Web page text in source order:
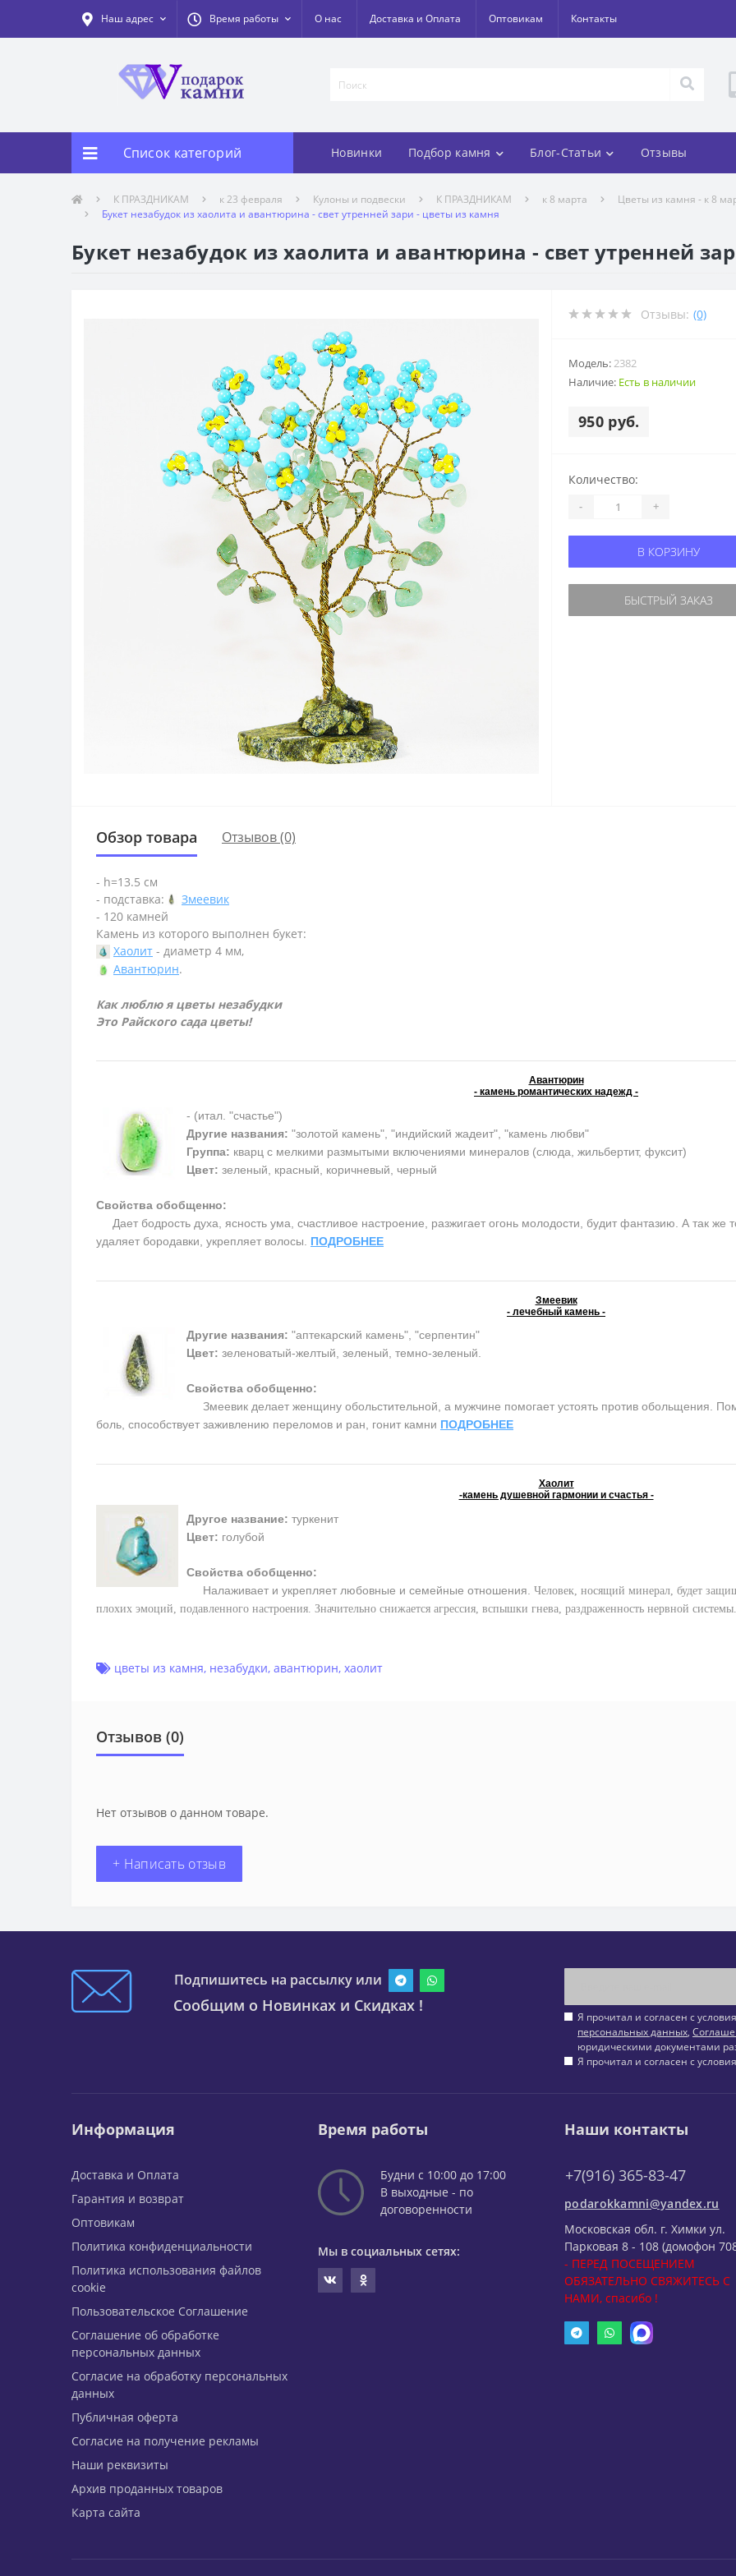
Наш адрес Время работы О нас Доставка и Оплата Оптовикам Контакты
Список категорий Новинки Подбор камня Блог-Статьи Отзывы
К ПРАЗДНИКАМ к 23 февраля Кулоны и подвески К ПРАЗДНИКАМ к 8 марта
Цветы из камня - к 8
Букет незабудок из хаолита и авантюрина - свет утренней зари - цветы из камня
Букет незабудок из хаолита и авантюрина - свет утренней
Отзывы: (0)
Модель: 2382
Наличие: Есть в наличии
950 руб.
Количество:
- +
В КОРЗИНУ
БЫСТРЫЙ ЗАКАЗ
Обзор товара Отзывов (0)
- h=13.5 см
- подставка:
Змеевик
- 120 камней
Камень из которого выполнен букет:
Хаолит - диаметр 4 мм,
Авантюрин.
Как люблю я цветы незабудки
Это Райского сада цветы!
Авантюрин
- камень романтических надежд -
- (итал. "счастье")
Другие названия: "золотой камень", "индийский жадеит", "камень любви"
Группа: кварц с мелкими размытыми включениями минералов (слюда, жильбертит, фуксит)
Цвет: зеленый, красный, коричневый, черный
Свойства обобщенно:
Дает бодрость духа, ясность ума, счастливое настроение, разжигает огонь молодости, будит фантазию. А так же
удаляет бородавки, укрепляет волосы. ПОДРОБНЕЕ
Змеевик
- лечебный камень -
Другие названия: "аптекарский камень", "серпентин"
Цвет: зеленоватый-желтый, зеленый, темно-зеленый.
Свойства обобщенно:
Змеевик делает женщину обольстительной, а мужчине помогает устоять против обольщения.
боль, способствует заживлению переломов и ран, гонит камни ПОДРОБНЕЕ
Хаолит
-камень душевной гармонии и счастья -
Другое название: туркенит
Цвет: голубой
Свойства обобщенно:
Налаживает и укрепляет любовные и семейные отношения. Человек, носящий минерал, будет
плохих эмоций, подавленного настроения. Значительно снижается агрессия, вспышки гнева, раздраженность нервной
цветы из камня, незабудки, авантюрин, хаолит
Отзывов (0)
Нет отзывов о данном товаре.
+ Написать отзыв
Подпишитесь на рассылку или
Сообщим о Новинках и Скидках !
Я прочитал и согласен с
персональных данных,
юридическими документами
Я прочитал и согласен с
Информация
Доставка и Оплата
Гарантия и возврат
Оптовикам
Политика конфиденциальности
Политика использования файлов
cookie
Пользовательское Соглашение
Соглашение об обработке
персональных данных
Согласие на обработку персональных
данных
Публичная оферта
Согласие на получение рекламы
Наши реквизиты
Архив проданных товаров
Карта сайта
Время работы
Будни с 10:00 до 17:00
В выходные - по
договоренности
Мы в социальных сетях:
Наши контакты
+7(916) 365-83-47
podarokkamni@yandex.ru
Московская обл. г. Химки ул.
Парковая 8 - 108 (домофон
- ПЕРЕД ПОСЕЩЕНИЕМ
ОБЯЗАТЕЛЬНО СВЯЖИТЕСЬ С
НАМИ, спасибо !